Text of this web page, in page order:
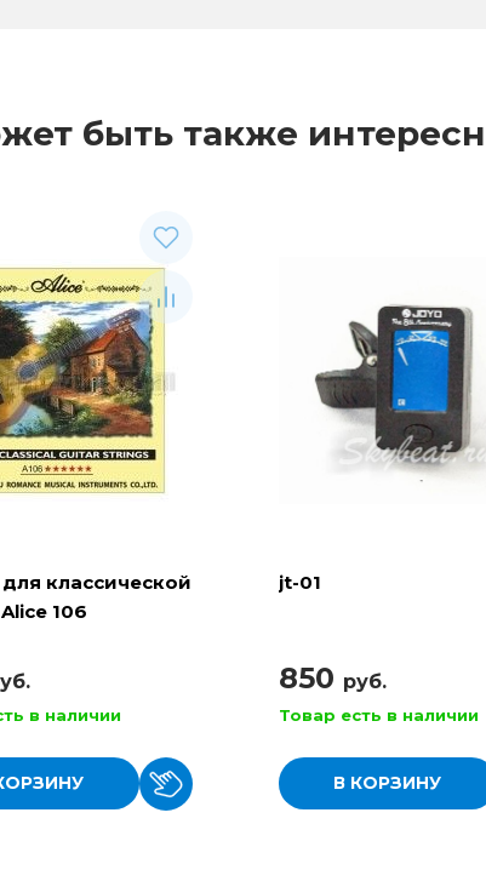
быть также
классической
106
в наличии
jt-01
850 руб.
Товар есть в наличии
В КОРЗИНУ